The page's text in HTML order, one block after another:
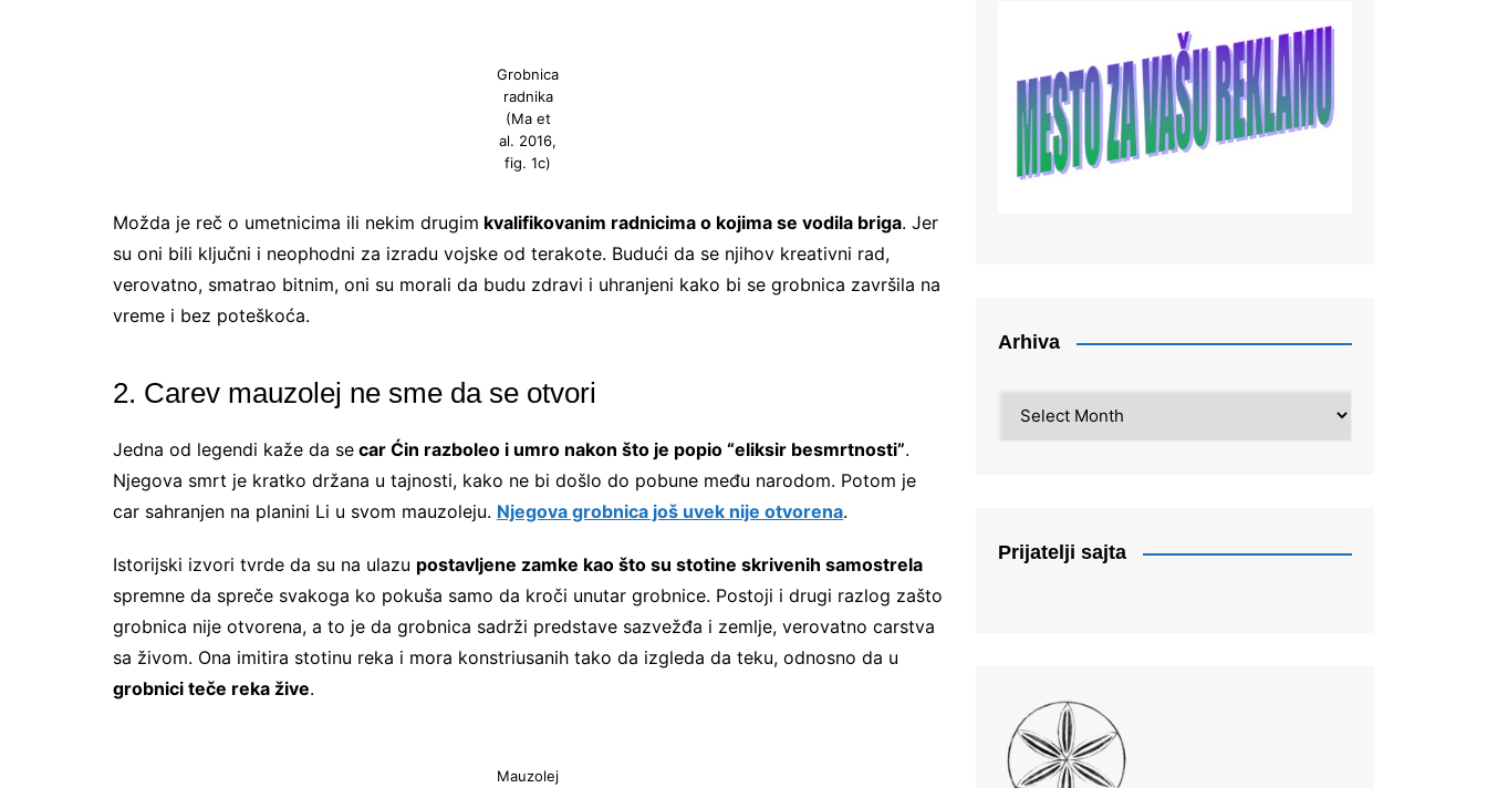
Grobnica
radnika
(Ma et
al. 2016,
fig. 1c)
Možda je reč o umetnicima ili nekim drugim kvalifikovanim radnicima o kojima se vodila briga. Jer
su oni bili ključni i neophodni za izradu vojske od terakote. Budući da se njihov kreativni rad,
verovatno, smatrao bitnim, oni su morali da budu zdravi i uhranjeni kako bi se grobnica završila na
vreme i bez poteškoća.
2. Carev mauzolej ne sme da se otvori
Jedna od legendi kaže da se car Ćin razboleo i umro nakon što je popio “eliksir besmrtnosti”.
Njegova smrt je kratko držana u tajnosti, kako ne bi došlo do pobune među narodom. Potom je
car sahranjen na planini Li u svom mauzoleju. Njegova grobnica još uvek nije otvorena.
Istorijski izvori tvrde da su na ulazu postavljene zamke kao što su stotine skrivenih samostrela
spremne da spreče svakoga ko pokuša samo da kroči unutar grobnice. Postoji i drugi razlog zašto
grobnica nije otvorena, a to je da grobnica sadrži predstave sazvežđa i zemlje, verovatno carstva
sa živom. Ona imitira stotinu reka i mora konstriusanih tako da izgleda da teku, odnosno da u
grobnici teče reka žive.
Mauzolej
Registrujte se na Sve o
Arhiva
Prijatelji sajta